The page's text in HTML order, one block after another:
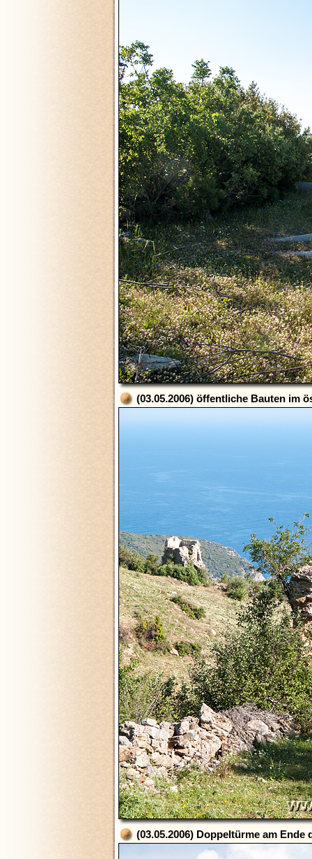
(03.05.2006) öffentliche Bauten im
(03.05.2006) Doppeltürme am